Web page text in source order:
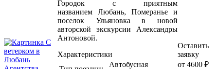
Городок с приятным
названием Любань, Померанье и
поселок Ульяновка в новой
авторской экскурсии Александры
Антоновой.
Характеристики
Автобусная
Оставить
заявку
от 4600 ₽